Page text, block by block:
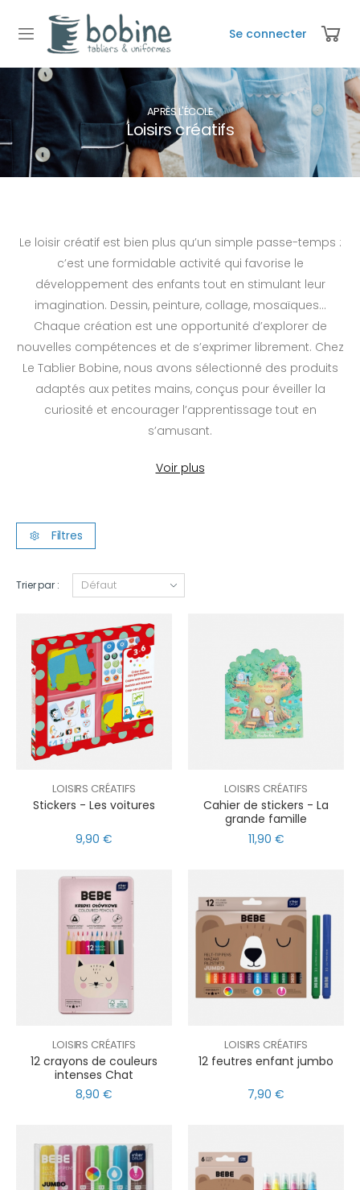
Se connecter
APRÈS L'ÉCOLE
Loisirs créatifs
Le loisir créatif est bien plus qu’un simple passe-temps :
c’est une formidable activité qui favorise le
développement des enfants tout en stimulant leur
imagination. Dessin, peinture, collage, mosaïques…
Chaque création est une opportunité d’explorer de
nouvelles compétences et de s’exprimer librement. Chez
Le Tablier Bobine, nous avons sélectionné des produits
adaptés aux petites mains, conçus pour éveiller la
curiosité et encourager l’apprentissage tout en
s’amusant.
Voir plus
Filtres
Trier par :
LOISIRS CRÉATIFS
Stickers - Les voitures
9,90 €
LOISIRS CRÉATIFS
Cahier de stickers - La
grande famille
11,90 €
LOISIRS CRÉATIFS
12 crayons de couleurs
intenses Chat
8,90 €
LOISIRS CRÉATIFS
12 feutres enfant jumbo
7,90 €